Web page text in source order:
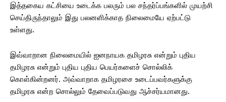
இத்தகைய கட்சியை உடைக்க பலரும் பல சந்தர்ப்பங்களில் முயற்சி
செய்திருந்தாலும் இது பலனளிக்காத நிலைமையே ஏற்பட்டு
உள்ளது.
இவ்வாறான நிலைமையில் ஐனநாயக தமிழரசு என்றும் புதிய
தமிழரசு என்றும் புதிய புதிய பெயர்களைச் சொல்லிக்
கொள்கின்றனர். அவ்வாறாக தமிழரசை உடைப்பவர்களுக்கு
தமிழரசு என்ற சொல்லும் தேவைப்படுவது ஆச்சர்யமானது.